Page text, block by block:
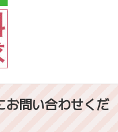
お問い合わせくだ